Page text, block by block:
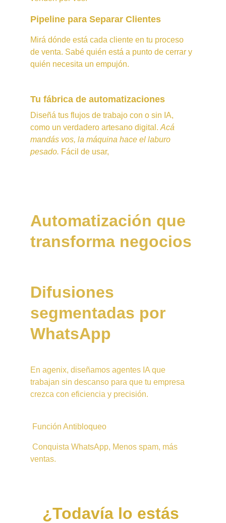
Pipeline para Separar Clientes
Diseñá tus flujos de trabajo con o sin IA,
como un verdadero artesano digital. Acá
mandás vos, la máquina hace el laburo
pesado. Fácil de usar,
Mirá dónde está cada cliente en tu proceso
de venta. Sabé quién está a punto de cerrar y
quién necesita un empujón.
Tu fábrica de automatizaciones
Automatización que
transforma negocios
En agenix, diseñamos agentes IA que
trabajan sin descanso para que tu empresa
crezca con eficiencia y precisión.
Difusiones
segmentadas por
WhatsApp
Función Antibloqueo
ventas.
¿Todavía lo estás